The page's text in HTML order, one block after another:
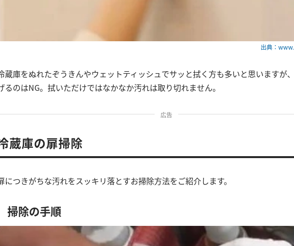
出典：
蔵庫をぬれたぞうきんやウェットティッシュでサッと拭く方も多いと思いますが
るのはNG。拭いただけではなかなか汚れは取り切れません。
広告
蔵庫の扉掃除
につきがちな汚れをスッキリ落とすお掃除方法をご紹介します。
掃除の手順